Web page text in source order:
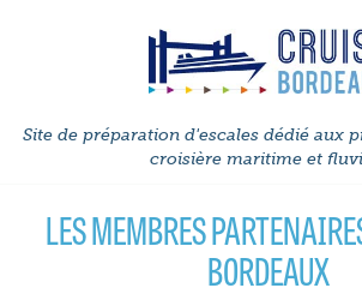
Site de préparation d'escales dédié aux
croisière maritime et
LES MEMBRES
BORDEAUX